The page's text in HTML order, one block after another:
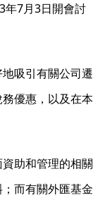
年7月3日開會討
吸引有關公司遷
優惠，以及在本
助和管理的相關
而有關外匯基金